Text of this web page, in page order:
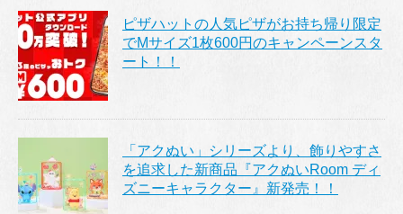
ピザハットの人気ピザがお持ち帰り限定
でMサイズ1枚600円のキャンペーンスタ
ート！！
「アクぬい」シリーズより、飾りやすさ
を追求した新商品『アクぬいRoom ディ
ズニーキャラクター』新発売！！